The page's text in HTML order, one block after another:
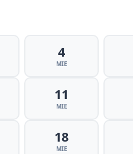
4
MIE
11
MIE
18
MIE